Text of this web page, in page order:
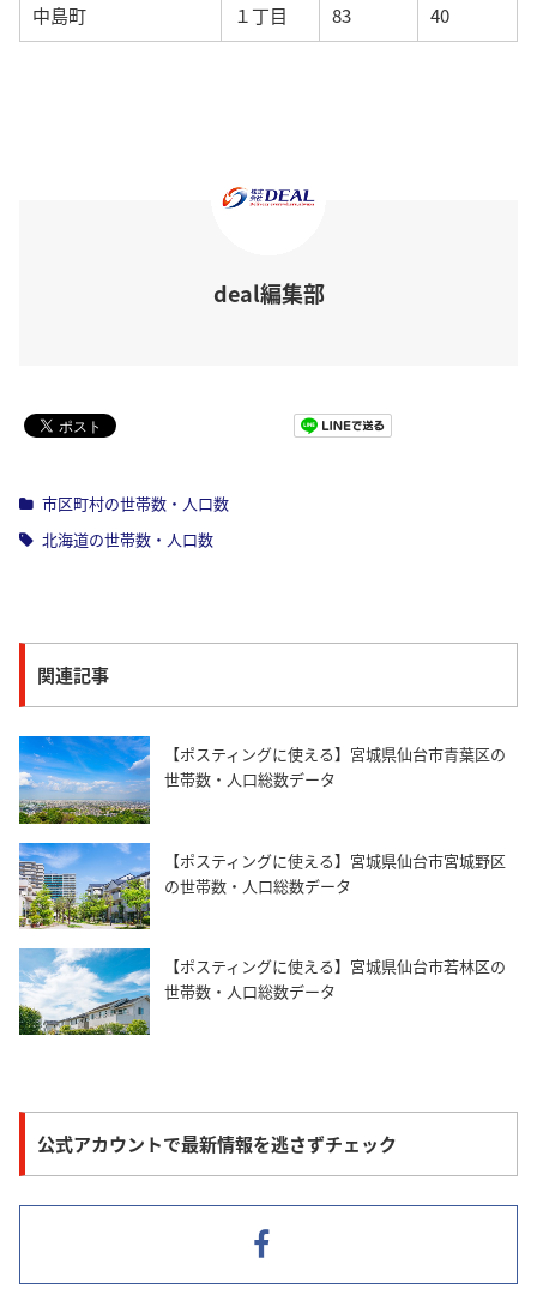
中島町 １丁目 83 40
deal編集部
市区町村の世帯数・人口数
北海道の世帯数・人口数
関連記事
【ポスティングに使える】宮城県仙台市青葉区の
世帯数・人口総数データ
【ポスティングに使える】宮城県仙台市宮城野区
の世帯数・人口総数データ
【ポスティングに使える】宮城県仙台市若林区の
世帯数・人口総数データ
公式アカウントで最新情報を逃さずチェック